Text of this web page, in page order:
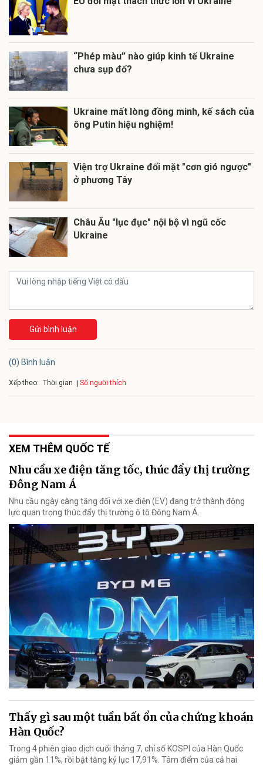
“Phép màu” nào giúp kinh tế Ukraine
chưa sụp đổ?
Ukraine mất lòng đồng minh, kế sách của
ông Putin hiệu nghiệm!
Viện trợ Ukraine đối mặt "cơn gió ngược"
ở phương Tây
Châu Âu "lục đục" nội bộ vì ngũ cốc
Ukraine
Gửi bình luận
(0) Bình luận
Xếp theo: Thời gian Số người thích
XEM THÊM QUỐC TẾ
Nhu cầu xe điện tăng tốc, thúc đẩy thị trường
Đông Nam Á
Nhu cầu ngày càng tăng đối với xe điện (EV) đang trở thành động
lực quan trọng thúc đẩy thị trường ô tô Đông Nam Á.
Thấy gì sau một tuần bất ổn của chứng khoán
Hàn Quốc?
Trong 4 phiên giao dịch cuối tháng 7, chỉ số KOSPI của Hàn Quốc
giảm gần 11%, rồi bật tăng kỷ lục 17,91%. Tâm điểm của cả hai